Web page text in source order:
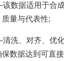
数据适用于合
量与代表性;
洗、对齐、优
数据达到可直